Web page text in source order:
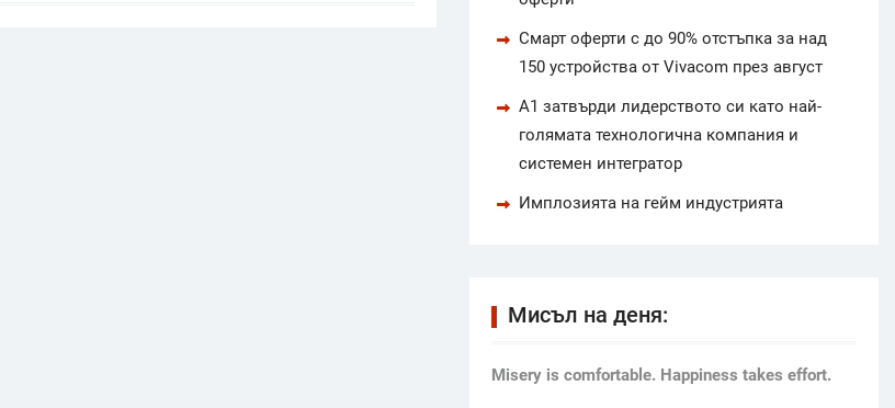
Смарт оферти с до 90% отстъпка за над
150 устройства от Vivacom през август
А1 затвърди лидерството си като най-
голямата технологична компания и
системен интегратор
Имплозията на гейм индустрията
Мисъл на деня:
Мisery is comfortable. Happiness takes effort.